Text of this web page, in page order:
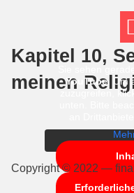
Kapitel 10,
meinen
Sie sehen
YouTube. Um
zuzugreifen,
Copyright © 2022 —